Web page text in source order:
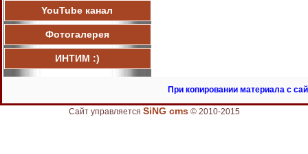
YouTube канал
Фотогалерея
ИНТИМ :)
При копировании материала с
Сайт управляется SiNG cms© 2010-2015